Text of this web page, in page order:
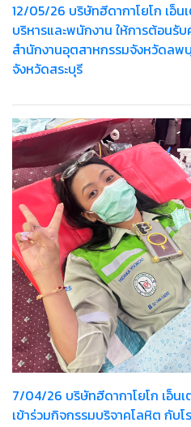
12/05/26 บริษัทฮีดากาโยโก เอ็นเตอร์ไพ
บริหารและพนักงาน ให้การต้อนรั
สำนักงานอุตสาหกรรมจังหวัดลพ
จังหวัดสระบุรี
7/04/26 บริษัทฮีดากาโยโก เอ็นเ
เข้าร่วมกิจกรรมบริจาคโลหิต กับโ